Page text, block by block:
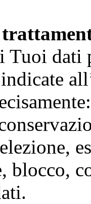
Tuoi dati
blocco,